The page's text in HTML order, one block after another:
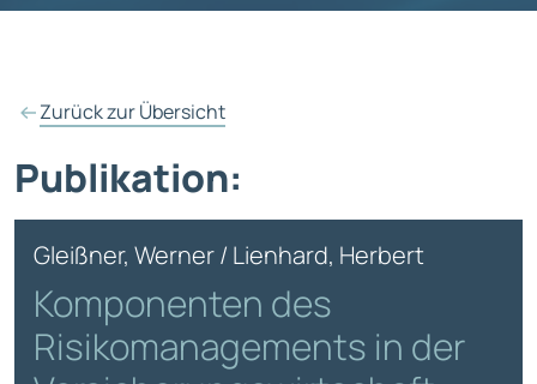
Zurück zur Übersicht
Publikation:
Gleißner, Werner / Lienhard, Herbert
Komponenten des
Risikomanagements in der